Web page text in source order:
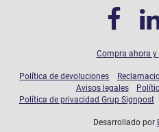
Compra ahora y
Política de devoluciones
Avisos legales
Política de privacidad Grup Signpost
Desarrollado por